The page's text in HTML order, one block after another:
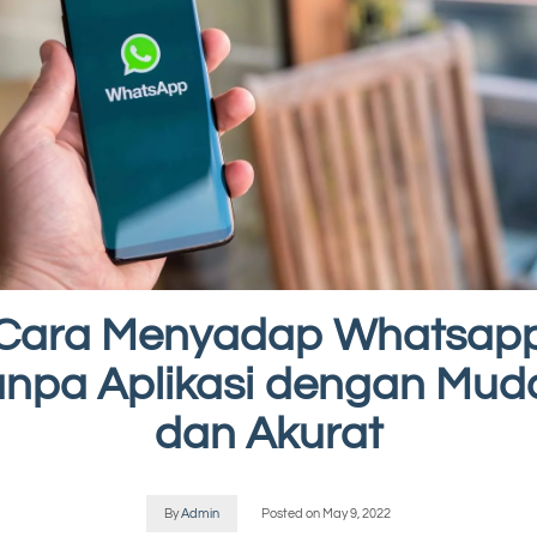
Menyadap
Aplikasi dengan
dan Akurat
ByAdmin Posted on May 9, 2022